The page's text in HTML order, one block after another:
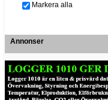
Markera alla
Annonser